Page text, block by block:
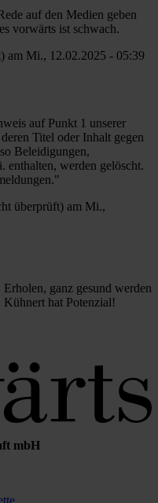
auf den Medien geben
vorwärts ist schwach.
am Mi., 12.02.2025 - 05:39
auf Punkt 1 unserer
Titel oder Inhalt gegen
Beleidigungen,
enthalten, werden gelöscht.
überprüft) am Mi.,
ganz gesund werden
hat Potenzial!
mbH